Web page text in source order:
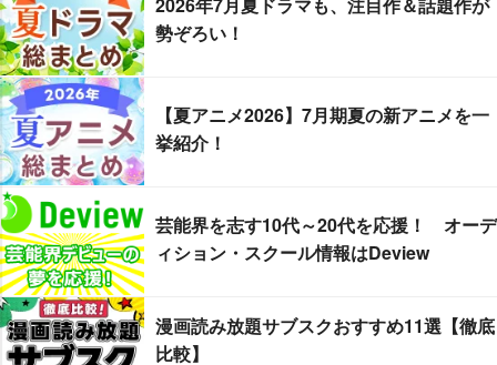
勢ぞろい！
【夏アニメ2026】7月期夏の新アニメを一
挙紹介！
芸能界を志す10代～20代を応援！ オーデ
ィション・スクール情報はDeview
漫画読み放題サブスクおすすめ11選【徹底
比較】